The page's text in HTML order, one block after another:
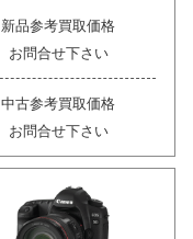
新品参考買取価格
お問合せ下さい
中古参考買取価格
お問合せ下さい